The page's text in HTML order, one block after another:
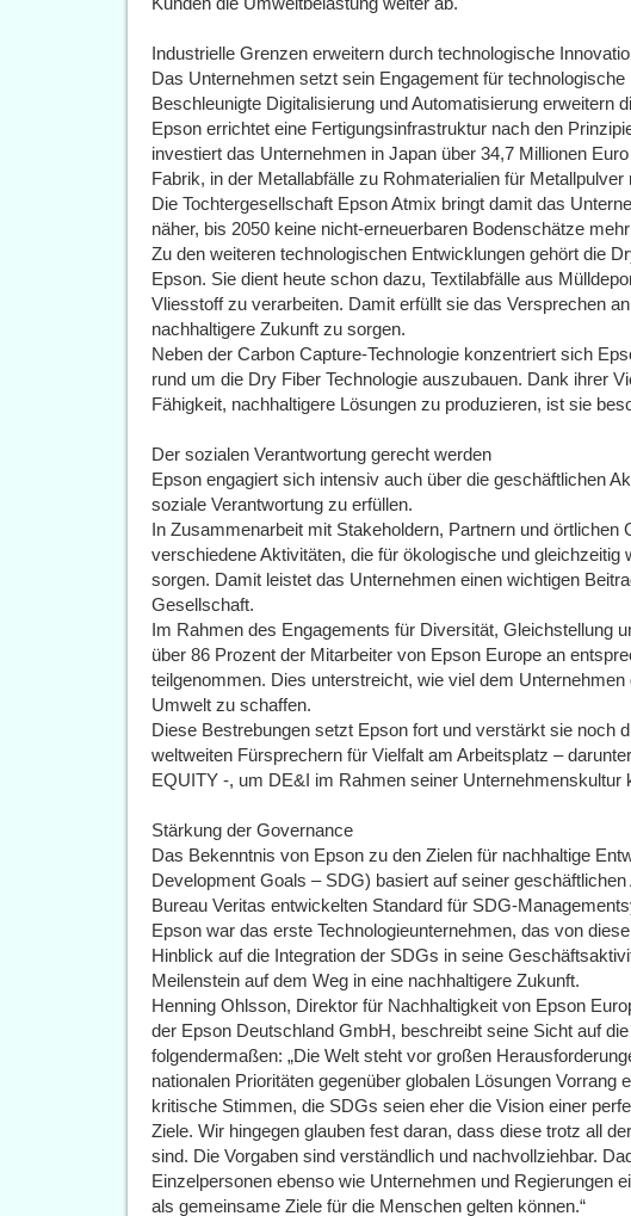
Industrielle Grenzen erweitern durch technologische
Das Unternehmen setzt sein Engagement für technologische
Beschleunigte Digitalisierung und Automatisierung erweitern
Epson errichtet eine Fertigungsinfrastruktur nach den
investiert das Unternehmen in Japan über 34,7 Millionen
Fabrik, in der Metallabfälle zu Rohmaterialien für
Die Tochtergesellschaft Epson Atmix bringt damit das
näher, bis 2050 keine nicht-erneuerbaren Bodenschätze
Zu den weiteren technologischen Entwicklungen gehört die
Epson. Sie dient heute schon dazu, Textilabfälle aus
Vliesstoff zu verarbeiten. Damit erfüllt sie das Versprechen
nachhaltigere Zukunft zu sorgen.
Neben der Carbon Capture-Technologie konzentriert sich
rund um die Dry Fiber Technologie auszubauen. Dank ihrer
Fähigkeit, nachhaltigere Lösungen zu produzieren, ist sie
Der sozialen Verantwortung gerecht werden
Epson engagiert sich intensiv auch über die geschäftlichen
soziale Verantwortung zu erfüllen.
In Zusammenarbeit mit Stakeholdern, Partnern und örtlichen
verschiedene Aktivitäten, die für ökologische und gleichzeitig
sorgen. Damit leistet das Unternehmen einen wichtigen
Gesellschaft.
Im Rahmen des Engagements für Diversität, Gleichstellung
über 86 Prozent der Mitarbeiter von Epson Europe an
teilgenommen. Dies unterstreicht, wie viel dem Unternehmen
Umwelt zu schaffen.
Diese Bestrebungen setzt Epson fort und verstärkt sie noch
weltweiten Fürsprechern für Vielfalt am Arbeitsplatz –
EQUITY -, um DE&I im Rahmen seiner Unternehmenskultur
Stärkung der Governance
Das Bekenntnis von Epson zu den Zielen für nachhaltige
Development Goals – SDG) basiert auf seiner
Bureau Veritas entwickelten Standard für SDG-
Epson war das erste Technologieunternehmen, das von
Hinblick auf die Integration der SDGs in seine
Meilenstein auf dem Weg in eine nachhaltigere Zukunft.
Henning Ohlsson, Direktor für Nachhaltigkeit von Epson
der Epson Deutschland GmbH, beschreibt seine Sicht auf
folgendermaßen: „Die Welt steht vor großen
nationalen Prioritäten gegenüber globalen Lösungen Vorrang
kritische Stimmen, die SDGs seien eher die Vision einer
Ziele. Wir hingegen glauben fest daran, dass diese trotz all
sind. Die Vorgaben sind verständlich und nachvollziehbar.
Einzelpersonen ebenso wie Unternehmen und Regierungen
als gemeinsame Ziele für die Menschen gelten können.“